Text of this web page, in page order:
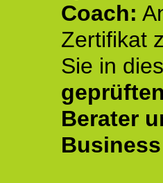
Coach:
Zertifikat
Sie in
Berater